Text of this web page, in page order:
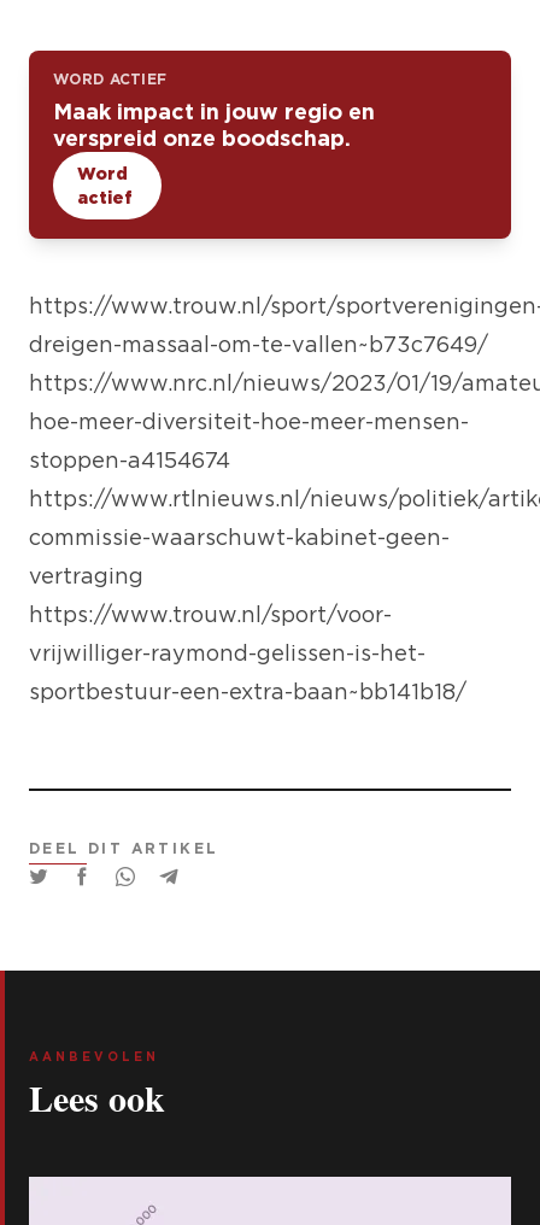
WORD ACTIEF
Maak impact in jouw regio en
verspreid onze boodschap.
Word
actief
https://www.trouw.nl/sport/
dreigen-massaal-om-te-vallen~b73c7649/
https://www.nrc.nl/nieuws/2023/01/19/
hoe-meer-diversiteit-hoe-meer-mensen-
stoppen-a4154674
https://www.rtlnieuws.nl/nieuws/politiek/
commissie-waarschuwt-kabinet-geen-
vertraging
https://www.trouw.nl/sport/voor-
vrijwilliger-raymond-gelissen-is-het-
sportbestuur-een-extra-baan~bb141b18/
DEEL DIT ARTIKEL
AANBEVOLEN
Lees ook